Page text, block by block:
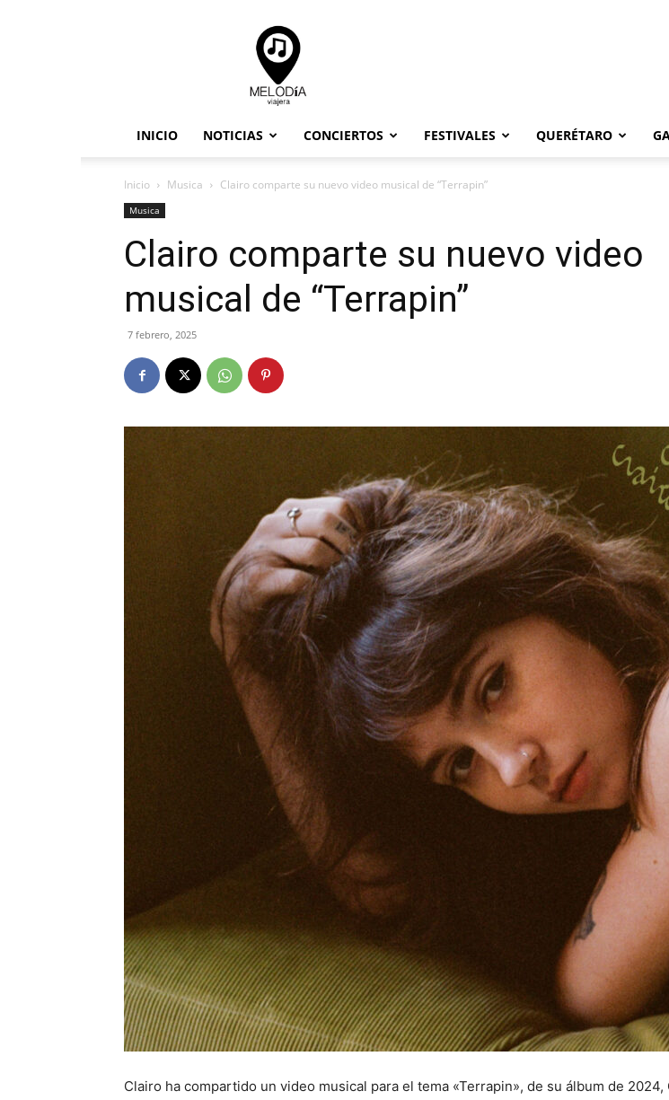
Melodia
Viajera
INICIO NOTICIAS CONCIERTOS FESTIVALES QUERÉTARO
Inicio Musica Clairo comparte su nuevo video musical de “Terrapin”
Musica
Clairo comparte su nuevo video
musical de “Terrapin”
7 febrero, 2025
Clairo ha compartido un video musical para el tema «Terrapin», de su álbum de 2024,